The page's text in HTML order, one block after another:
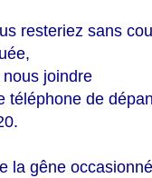
resteriez sans
joindre
téléphone de
la gêne